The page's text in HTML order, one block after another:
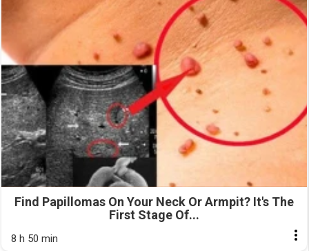
Find Papillomas On Your Neck Or Armpit? It's The
First Stage Of...
8 h 50 min